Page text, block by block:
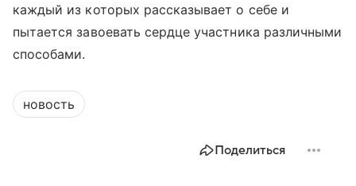
каждый из которых рассказывает о себе и
пытается завоевать сердце участника различными
способами.
новость
Поделиться